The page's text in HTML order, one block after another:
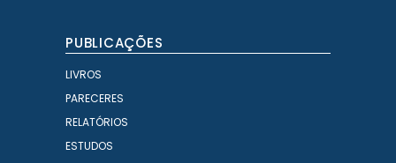
PUBLICAÇÕES
LIVROS
PARECERES
RELATÓRIOS
ESTUDOS